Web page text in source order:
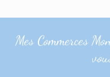
Mes Commerces